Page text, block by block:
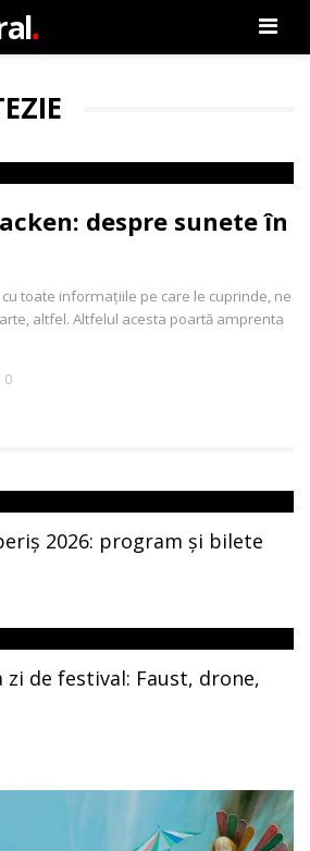
.
despre sunete în
toate informațiile pe care le cuprinde, ne
altfel. Altfelul acesta poartă amprenta
0
2026: program și bilete
zi de festival: Faust, drone,